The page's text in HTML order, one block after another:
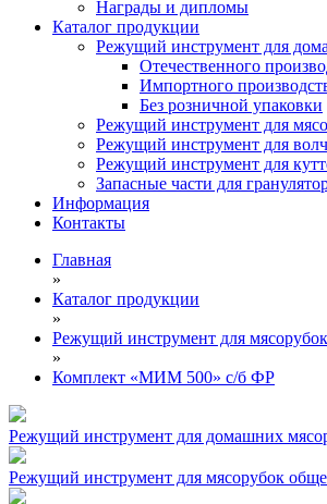
Награды и дипломы
Каталог продукции
Режущий инструмент для
Отечественного
Импортного
Без розничной упаковки
Режущий инструмент для
Режущий инструмент для
Режущий инструмент для
Запасные части для
Информация
Контакты
Главная
»
Каталог продукции
»
Режущий инструмент для
»
Комплект «МИМ 500» с/б ФР
Режущий инструмент для домашних
Режущий инструмент для мясорубок